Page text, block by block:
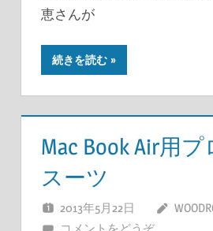
恵さんが
続きを読む
Mac Book Air用
スーツ
2013年5月22日
コメントをどうぞ